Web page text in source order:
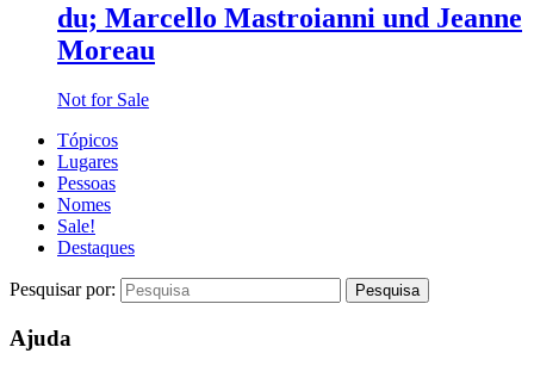
du; Marcello Mastroianni und Jeanne
Moreau
Not for Sale
Tópicos
Lugares
Pessoas
Nomes
Sale!
Destaques
Pesquisar por:
Ajuda